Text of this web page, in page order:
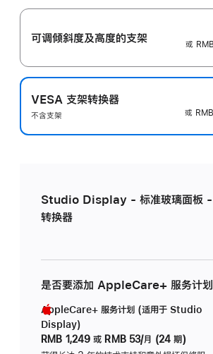
可调倾斜度及高‍度的支‍架
或
VESA 支架转换器
不含支架
或
Studio Display - 标准玻璃面板 -
转换器
是否要添加 AppleCare+ 服务计划
AppleCare+ 服务计划 (适用于 Studio
Display)
RMB 1,249 或 RMB 53/月 (24 期)